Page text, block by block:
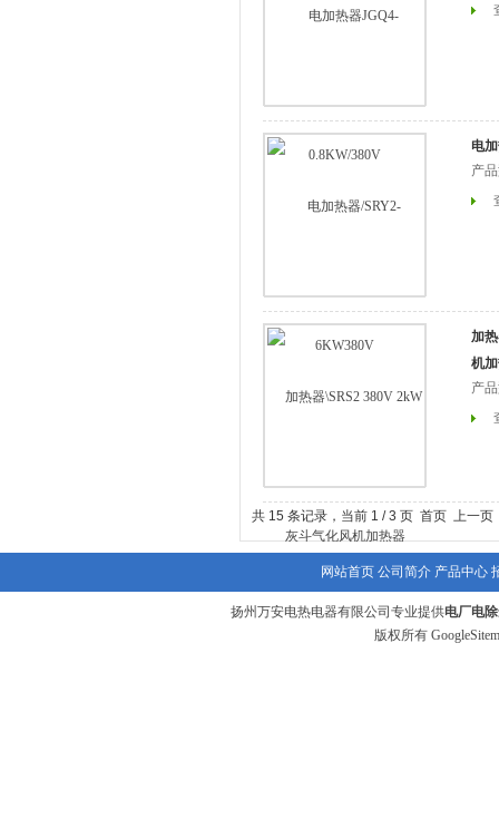
电
产
加
机
产
共 15 条记录，当前 1 / 3 页 首页 上一页
网站首页 公司简介 产品中心
扬州万安电热电器有限公司专业提供电厂电
版权所有